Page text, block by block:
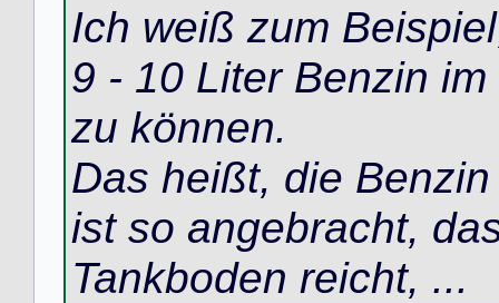
Ich weiß zum
9 - 10 Liter Benzin
zu können.
Das heißt, die
ist so angebracht,
Tankboden reicht, ...